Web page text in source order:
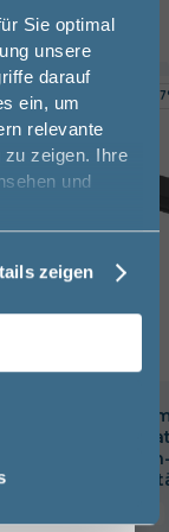
Sie optimal
unsere
darauf
ein, um
relevante
zu zeigen. Ihre
und
zeigen
-
badshop.de
matt, Push-
mit
Sie